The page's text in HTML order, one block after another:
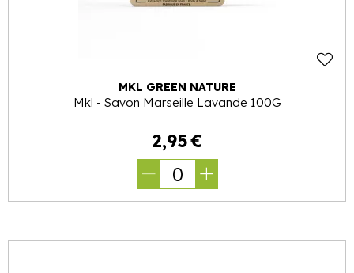
MKL GREEN NATURE
Mkl - Savon Marseille Lavande 100G
2,95€
0